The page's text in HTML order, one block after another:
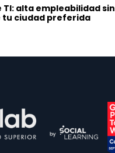
TI: alta empleabilidad sin
tu ciudad preferida